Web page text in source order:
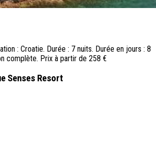
: Croatie. Durée : 7 nuits. Durée en jours : 8
complète. Prix à partir de 258 €
Senses Resort